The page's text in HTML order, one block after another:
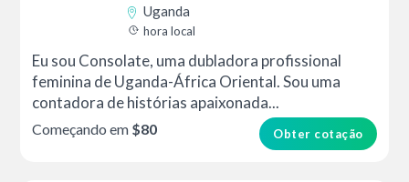
Uganda
hora local
Eu sou Consolate, uma dubladora profissional
feminina de Uganda-África Oriental. Sou uma
contadora de histórias apaixonada...
Obter cotação
Começando em $80